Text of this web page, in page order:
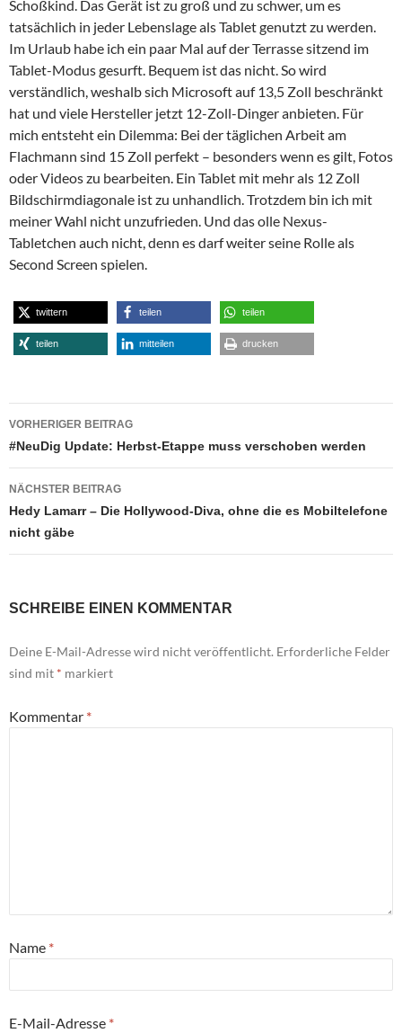
Schoßkind. Das Gerät ist zu groß und zu schwer, um es
tatsächlich in jeder Lebenslage als Tablet genutzt zu werden.
Im Urlaub habe ich ein paar Mal auf der Terrasse sitzend im
Tablet-Modus gesurft. Bequem ist das nicht. So wird
verständlich, weshalb sich Microsoft auf 13,5 Zoll beschränkt
hat und viele Hersteller jetzt 12-Zoll-Dinger anbieten. Für
mich entsteht ein Dilemma: Bei der täglichen Arbeit am
Flachmann sind 15 Zoll perfekt – besonders wenn es gilt, Fotos
oder Videos zu bearbeiten. Ein Tablet mit mehr als 12 Zoll
Bildschirmdiagonale ist zu unhandlich. Trotzdem bin ich mit
meiner Wahl nicht unzufrieden. Und das olle Nexus-
Tabletchen auch nicht, denn es darf weiter seine Rolle als
Second Screen spielen.
twittern teilen teilen
teilen mitteilen drucken
Beitragsnavigation
VORHERIGER BEITRAG
#NeuDig Update: Herbst-Etappe muss verschoben werden
NÄCHSTER BEITRAG
Hedy Lamarr – Die Hollywood-Diva, ohne die es Mobiltelefone
nicht gäbe
SCHREIBE EINEN KOMMENTAR
Deine E-Mail-Adresse wird nicht veröffentlicht. Erforderliche Felder
sind mit * markiert
Kommentar *
Name *
E-Mail-Adresse *